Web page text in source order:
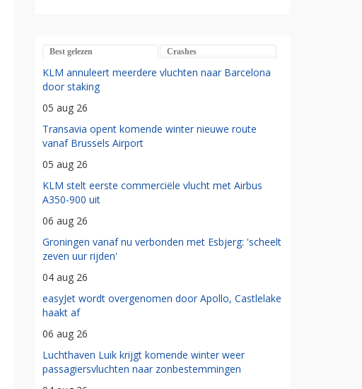
Best gelezen Crashes
KLM annuleert meerdere vluchten naar Barcelona
door staking
05 aug 26
Transavia opent komende winter nieuwe route
vanaf Brussels Airport
05 aug 26
KLM stelt eerste commerciële vlucht met Airbus
A350-900 uit
06 aug 26
Groningen vanaf nu verbonden met Esbjerg: 'scheelt
zeven uur rijden'
04 aug 26
easyJet wordt overgenomen door Apollo, Castlelake
haakt af
06 aug 26
Luchthaven Luik krijgt komende winter weer
passagiersvluchten naar zonbestemmingen